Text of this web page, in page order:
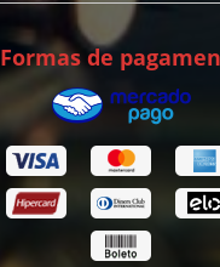
Formas de